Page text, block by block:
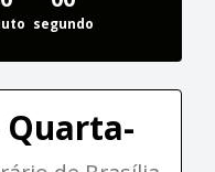
segundo
Quarta-